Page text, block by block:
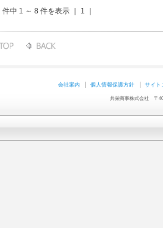
件中 1 ～ 8 件を表示 ｜ 1 ｜
会社案内 個人情報保護方針 サイト
共栄商事株式会社 〒